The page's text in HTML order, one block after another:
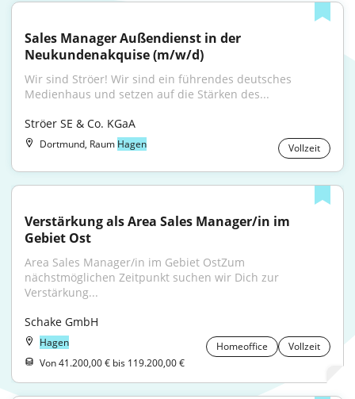
Sales Manager Außendienst in der
Neukundenakquise (m/w/d)
Wir sind Ströer! Wir sind ein führendes deutsches
Medienhaus und setzen auf die Stärken des...
Ströer SE & Co. KGaA
Dortmund, Raum Hagen Vollzeit
Verstärkung als Area Sales Manager/in im
Gebiet Ost
Area Sales Manager/in im Gebiet OstZum
nächstmöglichen Zeitpunkt suchen wir Dich zur
Verstärkung...
Schake GmbH
Hagen Homeoffice
Vollzeit
Von 41.200,00 € bis 119.200,00 €